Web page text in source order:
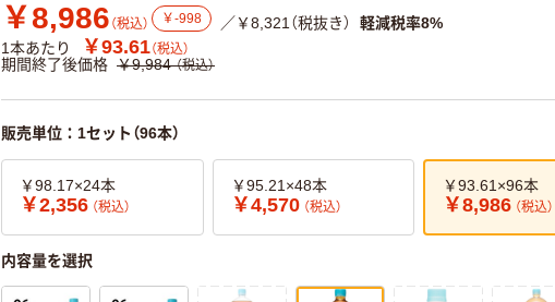
￥8,986 （税込） ￥-998 ／￥8,321（税抜き）
軽減税率8%
1本あたり
￥93.61（税込）
期間終了後価格 ￥9,984 （税込）
販売単位：1セット（96本）
￥98.17×24本
￥2,356 （税込）
￥95.21×48本
￥4,570 （税込）
￥93.61×96本
￥8,986 （税込）
内容量を選択